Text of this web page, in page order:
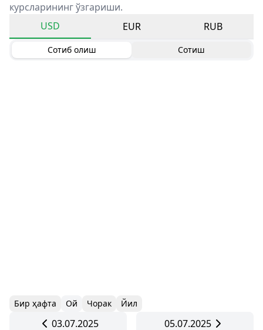
курсларининг ўзгариши.
USD
EUR RUB
Сотиб олиш Сотиш
Бир ҳафта Ой Чорак Йил
03.07.2025
05.07.2025